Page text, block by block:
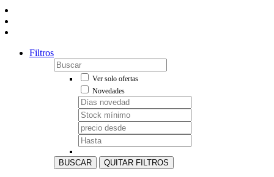
Filtros
Ver solo ofertas
Novedades
BUSCAR QUITAR FILTROS